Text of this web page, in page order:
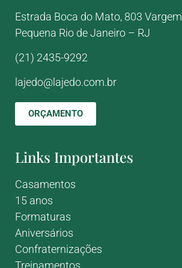
Estrada Boca do Mato, 803 Vargem
Pequena Rio de Janeiro – RJ
(21) 2435-9292
lajedo@lajedo.com.br
ORÇAMENTO
Links Importantes
Casamentos
15 anos
Formaturas
Aniversários
Confraternizações
Treinamentos